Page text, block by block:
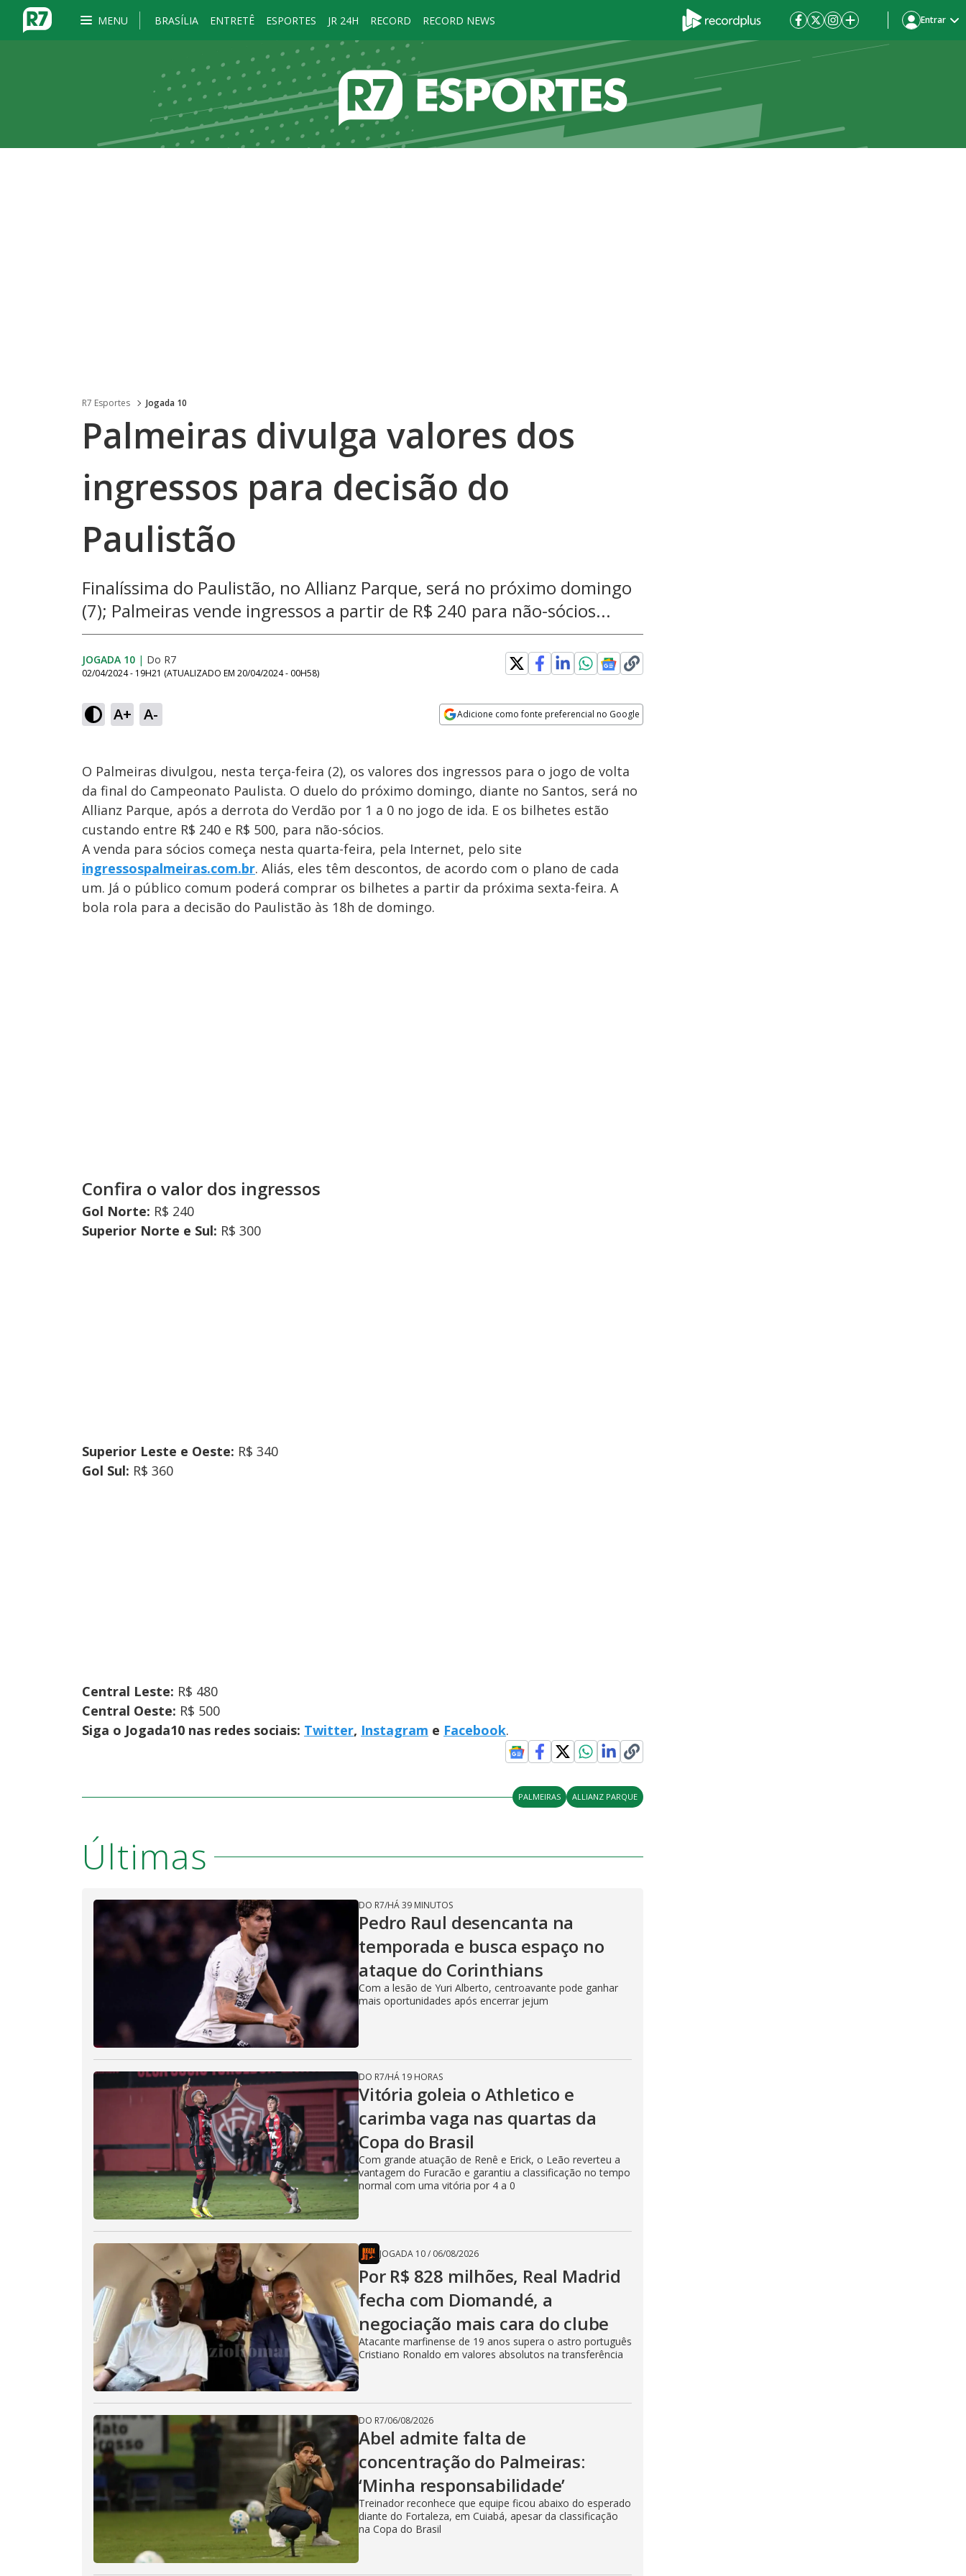
MENU BRASÍLIA ENTRETÊ ESPORTES JR 24H RECORD RECORD NEWS Entrar
R7 Esportes Jogada 10
Palmeiras divulga valores dos
ingressos para decisão do
Paulistão
Finalíssima do Paulistão, no Allianz Parque, será no próximo domingo
(7); Palmeiras vende ingressos a partir de R$ 240 para não-sócios...
JOGADA 10 | Do R7
02/04/2024 - 19H21 (ATUALIZADO EM 20/04/2024 - 00H58)
A+ A- Adicione como fonte preferencial no Google
O Palmeiras divulgou, nesta terça-feira (2), os valores dos ingressos para o jogo de volta
da final do Campeonato Paulista. O duelo do próximo domingo, diante no Santos, será no
Allianz Parque, após a derrota do Verdão por 1 a 0 no jogo de ida. E os bilhetes estão
custando entre R$ 240 e R$ 500, para não-sócios.
A venda para sócios começa nesta quarta-feira, pela Internet, pelo site
ingressospalmeiras.com.br. Aliás, eles têm descontos, de acordo com o plano de cada
um. Já o público comum poderá comprar os bilhetes a partir da próxima sexta-feira. A
bola rola para a decisão do Paulistão às 18h de domingo.
Confira o valor dos ingressos
Gol Norte: R$ 240
Superior Norte e Sul: R$ 300
Superior Leste e Oeste: R$ 340
Gol Sul: R$ 360
Central Leste: R$ 480
Central Oeste: R$ 500
Siga o Jogada10 nas redes sociais: Twitter, Instagram e Facebook.
PALMEIRAS ALLIANZ PARQUE
Últimas
DO R7/HÁ 39 MINUTOS
Pedro Raul desencanta na
temporada e busca espaço no
ataque do Corinthians
Com a lesão de Yuri Alberto, centroavante pode ganhar
mais oportunidades após encerrar jejum
DO R7/HÁ 19 HORAS
Vitória goleia o Athletico e
carimba vaga nas quartas da
Copa do Brasil
Com grande atuação de Renê e Erick, o Leão reverteu a
vantagem do Furacão e garantiu a classificação no tempo
normal com uma vitória por 4 a 0
JOGADA 10/ 06/08/2026
Por R$ 828 milhões, Real Madrid
fecha com Diomandé, a
negociação mais cara do clube
Atacante marfinense de 19 anos supera o astro português
Cristiano Ronaldo em valores absolutos na transferência
DO R7/06/08/2026
Abel admite falta de
concentração do Palmeiras:
‘Minha responsabilidade’
Treinador reconhece que equipe ficou abaixo do esperado
diante do Fortaleza, em Cuiabá, apesar da classificação
na Copa do Brasil